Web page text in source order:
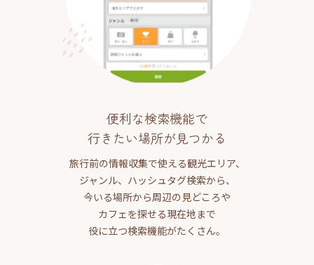
便利な検索機能で
行きたい場所が見つかる
旅行前の情報収集で使える観光エリア、
ジャンル、ハッシュタグ検索から、
今いる場所から周辺の見どころや
カフェを探せる現在地まで
役に立つ検索機能がたくさん。